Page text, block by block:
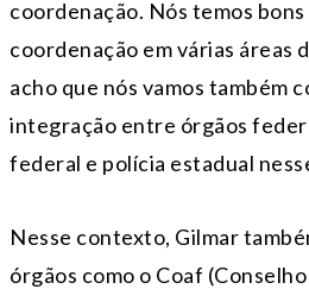
coordenação. Nós temos bons
coordenação em várias áreas
acho que nós vamos também
integração entre órgãos
federal e polícia estadual
Nesse contexto, Gilmar
órgãos como o Coaf